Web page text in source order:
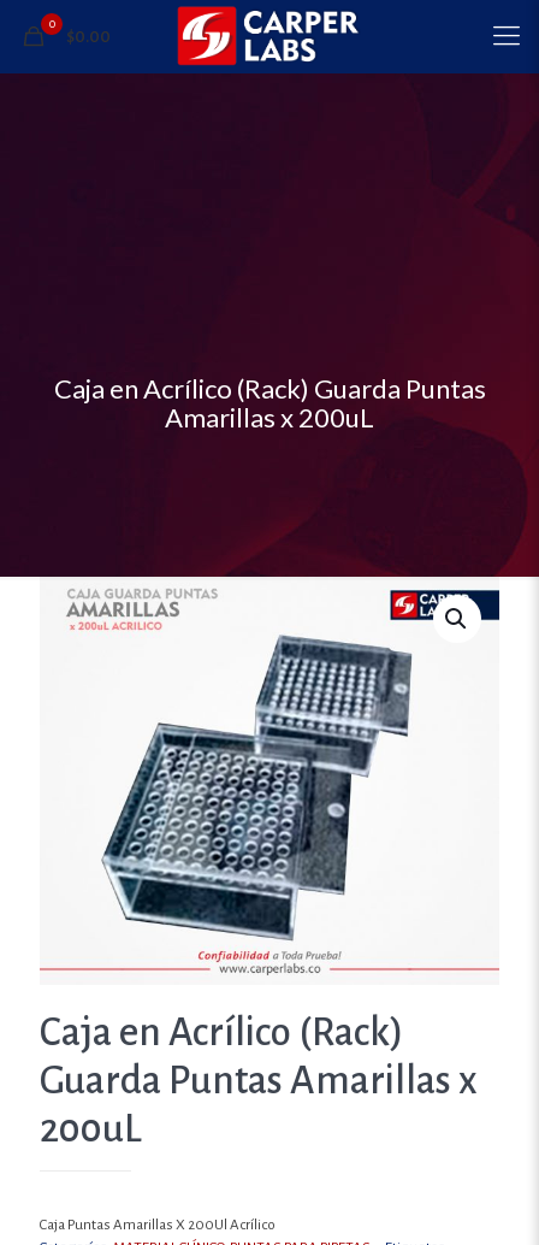
0
$0.00
Caja en Acrílico (Rack) Guarda Puntas
Amarillas x 200uL
Caja en Acrílico (Rack)
Guarda Puntas Amarillas x
200uL
Caja Puntas Amarillas X 200Ul Acrílico